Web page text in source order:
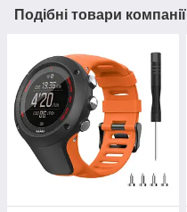
Подібні товари компанії